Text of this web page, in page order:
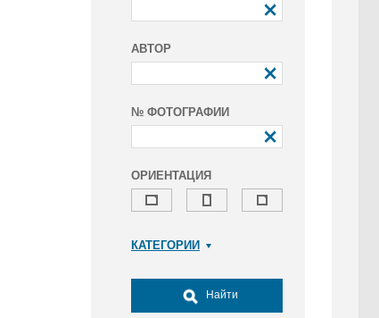
АВТОР
№ ФОТОГРАФИИ
ОРИЕНТАЦИЯ
КАТЕГОРИИ
Досуг, туризм и отдых
Культура
Найти